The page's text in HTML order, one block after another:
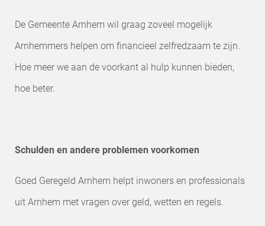
De Gemeente Arnhem wil graag zoveel mogelijk
Arnhemmers helpen om financieel zelfredzaam te zijn.
Hoe meer we aan de voorkant al hulp kunnen bieden,
hoe beter.
Schulden en andere problemen voorkomen
Goed Geregeld Arnhem helpt inwoners en professionals
uit Arnhem met vragen over geld, wetten en regels.